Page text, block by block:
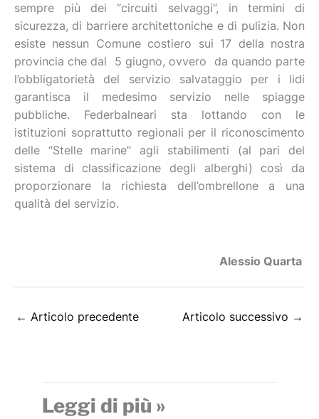
sempre più dei “circuiti selvaggi”, in termini di
sicurezza, di barriere architettoniche e di pulizia. Non
esiste nessun Comune costiero sui 17 della nostra
provincia che dal 5 giugno, ovvero da quando parte
l’obbligatorietà del servizio salvataggio per i lidi
garantisca il medesimo servizio nelle spiagge
pubbliche. Federbalneari sta lottando con le
istituzioni soprattutto regionali per il riconoscimento
delle “Stelle marine” agli stabilimenti (al pari del
sistema di classificazione degli alberghi) così da
proporzionare la richiesta dell’ombrellone a una
qualità del servizio.
Alessio Quarta
← Articolo precedente Articolo successivo →
Leggi di più »